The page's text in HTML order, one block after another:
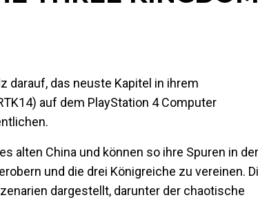
darauf, das neuste Kapitel in ihrem
auf dem PlayStation 4 Computer
alten China und können so ihre Spuren in der
und die drei Königreiche zu vereinen.
dargestellt, darunter der chaotische